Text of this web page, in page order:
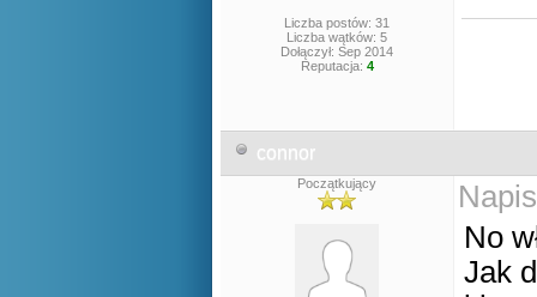
Liczba postów: 31
Liczba wątków: 5
Dołączył: Sep 2014
Reputacja: 4
connor
Początkujący
No
Jak